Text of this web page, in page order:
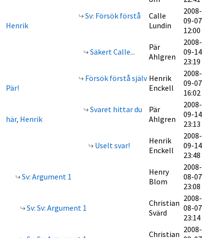
Sv: Försök förstå
Henrik
Calle
Lundin
2008-
09-07
12:00
Säkert Calle...
Pär
Ahlgren
2008-
09-14
23:19
Försök förstå själv
Pär!
Henrik
Enckell
2008-
09-07
16:02
Svaret hittar du
här, Henrik
Pär
Ahlgren
2008-
09-14
23:13
Uselt svar!
Henrik
Enckell
2008-
09-14
23:48
Sv: Argument 1
Henry
Blom
2008-
08-07
23:08
Sv: Sv: Argument 1
Christian
Svärd
2008-
08-07
23:14
Christian 2008-